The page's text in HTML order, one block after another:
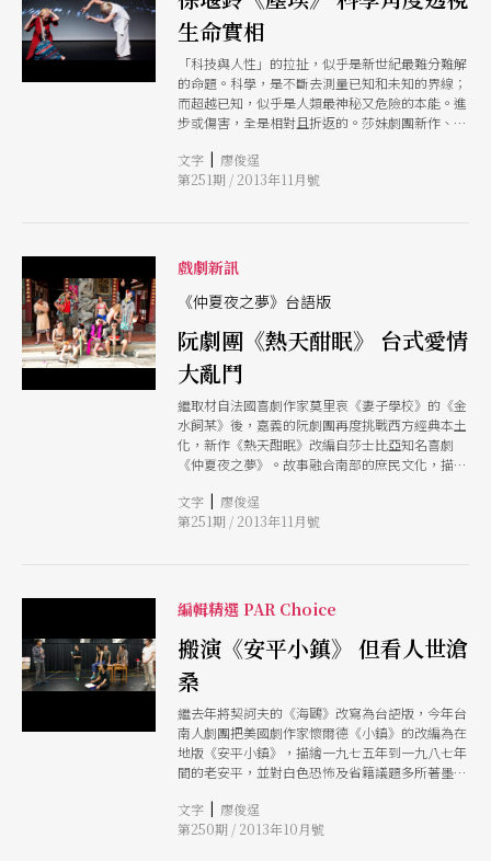
行、閱讀等，拓展自己的生命經驗和創作歷練。談
及未來的生涯願景，他們都認為，把自己變得更
工作者普遍的生存難題，魏雋展說：「我們，就是
自己的困境。」或許，唯有認識這點，挫折和失
敗，才能轉化成前進的動力，才能在這塊小小的島
嶼上，督促自己繼續進步。
生命實相
「科技與人性」的拉扯，似乎是新世紀最難分難解
的命題。科學，是不斷去測量已知和未知的界線；
而超越已知，似乎是人類最神秘又危險的本能。進
步或傷害，全是相對且折返的。莎妹劇團新作、徐
質，特寫人類存在的模樣：人是何物？人何從何
去？為什麼有慾望？人了解組成自己的現實是什麼
《塵埃》由兩位演員穿梭在不同的世界與情節裡，
輪番扮演各種角色，並在辯論、聊天或詰問的過程
中，建立起一個不分你我、不分敵友、跨物種對話
一室內空間解構的爆炸瞬間，在凝止的力度中，演
度，也是動態的濃縮與微觀世界。
文字 | 廖俊逞
第251期 / 2013年11月號
戲劇新訊
《仲夏夜之夢》台語版
阮劇團《熱天酣眠》 台式愛情
大亂鬥
繼取材自法國喜劇作家莫里哀《妻子學校》的《金
水飼某》後，嘉義的阮劇團再度挑戰西方經典本土
化，新作《熱天酣眠》改編自莎士比亞知名喜劇
《仲夏夜之夢》。故事融合南部的庶民文化，描述
插手人間事，亂點愛情光明燈。四個陷入感情糾葛
的年輕人，陰錯陽差步入這場戀夢陷阱中，展開一
人自有的直率、粗魯與野蠻，一種獨特的生猛風
格；情節則刪去旁枝末節，更集中於青春和愛情的
主題上，符合南台灣的風土民情。導演陳信伶說，
《仲夏夜之夢》是莎士比亞四百多年前寫下的「致
青春」，是每個愛情喜鬧劇最初始的原型，是一場
管時攏咧眠夢」，可說是「愛到卡慘死」！
文字 | 廖俊逞
第251期 / 2013年11月號
編輯精選 PAR Choice
搬演《安平小鎮》 但看人世滄
桑
繼去年將契訶夫的《海鷗》改寫為台語版，今年台
南人劇團把美國劇作家懷爾德《小鎮》的改編為在
地版《安平小鎮》，描繪一九七五年到一九八七年
間的老安平，並對白色恐怖及省籍議題多所著墨，
華。
文字 | 廖俊逞
第250期 / 2013年10月號